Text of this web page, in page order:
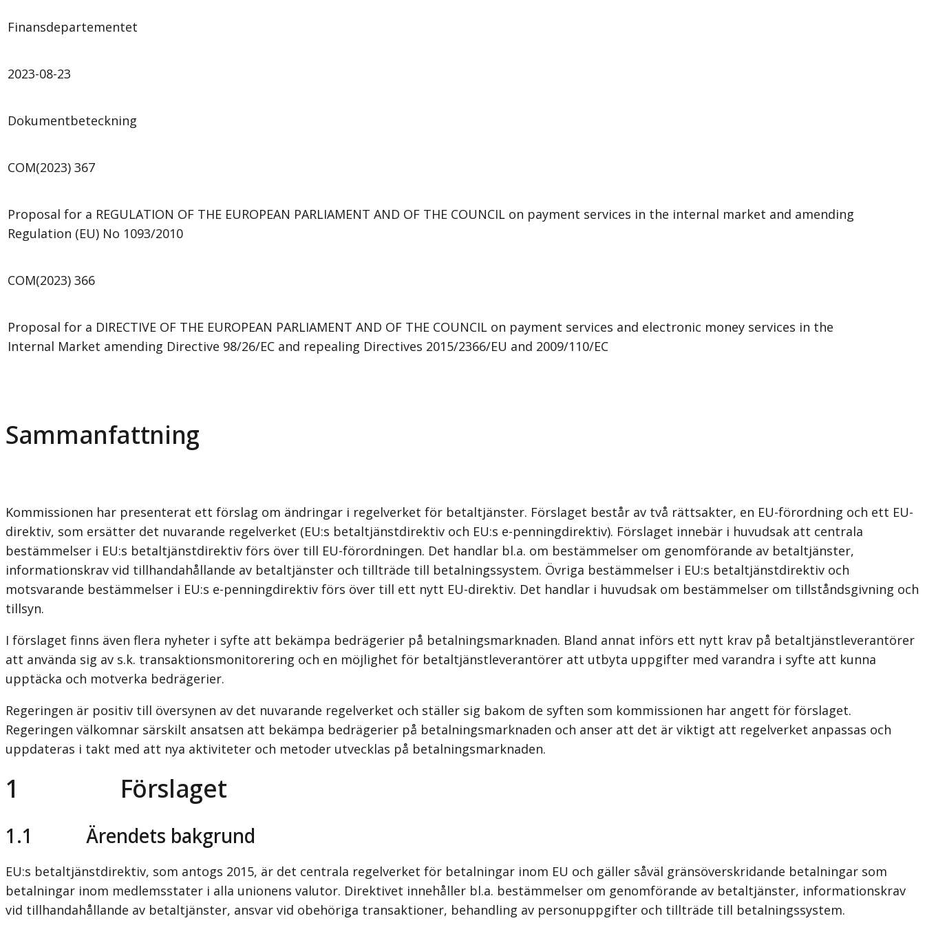
Finansdepartementet
2023-08-23
Dokumentbeteckning
COM(2023) 367
Proposal for a REGULATION OF THE EUROPEAN PARLIAMENT AND OF THE COUNCIL on payment services in the internal market and amending
Regulation (EU) No 1093/2010
COM(2023) 366
Proposal for a DIRECTIVE OF THE EUROPEAN PARLIAMENT AND OF THE COUNCIL on payment services and electronic money services in the
Internal Market amending Directive 98/26/EC and repealing Directives 2015/2366/EU and 2009/110/EC
Sammanfattning
Kommissionen har presenterat ett förslag om ändringar i regelverket för betaltjänster. Förslaget består av två rättsakter, en EU-förordning och ett EU-
direktiv, som ersätter det nuvarande regelverket (EU:s betaltjänstdirektiv och EU:s e-penningdirektiv). Förslaget innebär i huvudsak att centrala
bestämmelser i EU:s betaltjänstdirektiv förs över till EU-förordningen. Det handlar bl.a. om bestämmelser om genomförande av betaltjänster,
informationskrav vid tillhandahållande av betaltjänster och tillträde till betalningssystem. Övriga bestämmelser i EU:s betaltjänstdirektiv och
motsvarande bestämmelser i EU:s e-penningdirektiv förs över till ett nytt EU-direktiv. Det handlar i huvudsak om bestämmelser om tillståndsgivning och
tillsyn.
I förslaget finns även flera nyheter i syfte att bekämpa bedrägerier på betalningsmarknaden. Bland annat införs ett nytt krav på betaltjänstleverantörer
att använda sig av s.k. transaktionsmonitorering och en möjlighet för betaltjänstleverantörer att utbyta uppgifter med varandra i syfte att kunna
upptäcka och motverka bedrägerier.
Regeringen är positiv till översynen av det nuvarande regelverket och ställer sig bakom de syften som kommissionen har angett för förslaget.
Regeringen välkomnar särskilt ansatsen att bekämpa bedrägerier på betalningsmarknaden och anser att det är viktigt att regelverket anpassas och
uppdateras i takt med att nya aktiviteter och metoder utvecklas på betalningsmarknaden.
1 Förslaget
1.1 Ärendets bakgrund
EU:s betaltjänstdirektiv, som antogs 2015, är det centrala regelverket för betalningar inom EU och gäller såväl gränsöverskridande betalningar som
betalningar inom medlemsstater i alla unionens valutor. Direktivet innehåller bl.a. bestämmelser om genomförande av betaltjänster, informationskrav
vid tillhandahållande av betaltjänster, ansvar vid obehöriga transaktioner, behandling av personuppgifter och tillträde till betalningssystem.